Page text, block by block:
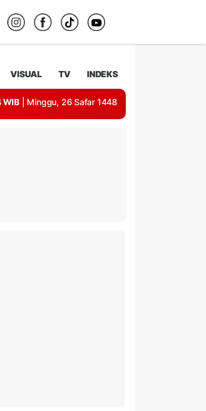
VISUAL TV INDEKS
WIB | Minggu, 26 Safar 1448